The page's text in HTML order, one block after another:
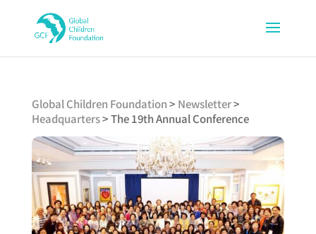
Global Children Foundation> Newsletter>
Headquarters>The 19th Annual Conference